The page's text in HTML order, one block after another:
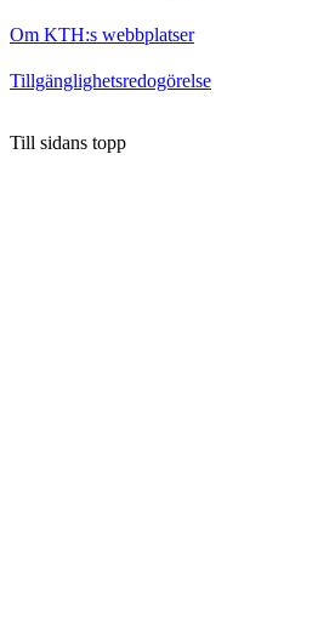
Om KTH:s webbplatser
Tillgänglighetsredogörelse
Till sidans topp